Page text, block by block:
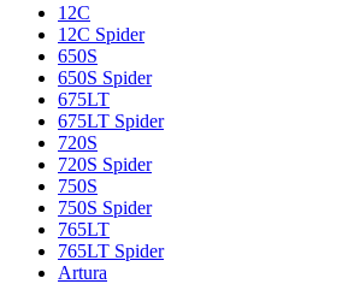
12C
12C Spider
650S
650S Spider
675LT
675LT Spider
720S
720S Spider
750S
750S Spider
765LT
765LT Spider
Artura